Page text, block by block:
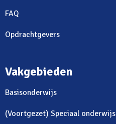
FAQ
Opdrachtgevers
Vakgebieden
Basisonderwijs
(Voortgezet) Speciaal onderwijs